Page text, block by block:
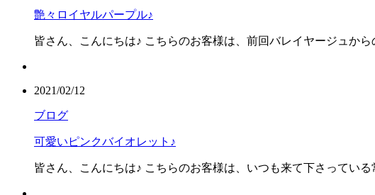
艶々ロイヤルパープル♪
皆さん、こんにちは♪ こちらのお客様は、前回バレイヤージュか
2021/02/12
ブログ
可愛いピンクバイオレット♪
皆さん、こんにちは♪ こちらのお客様は、いつも来て下さってい